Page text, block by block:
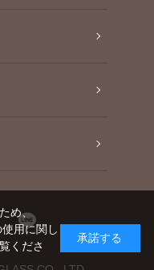
Twitter
め、
用に関し
くださ
承諾する